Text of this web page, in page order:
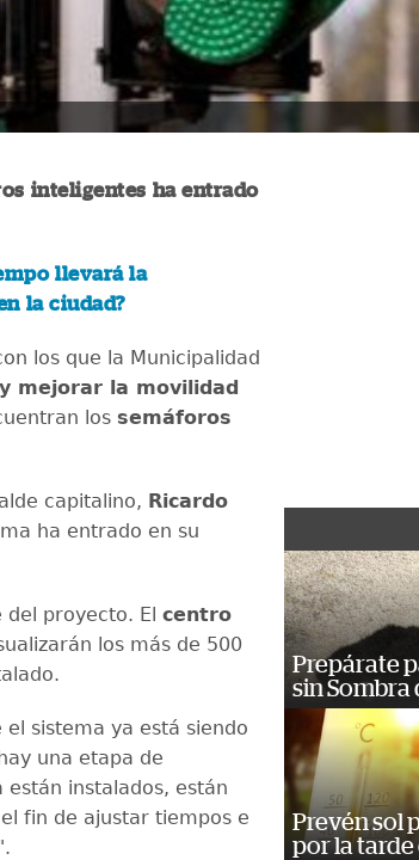
inteligentes ha entrado
llevará la
la ciudad?
los que la Municipalidad
mejorar la movilidad
los semáforos
capitalino, Ricardo
ha entrado en su
proyecto. El centro
los más de 500
sistema ya está siendo
una etapa de
están instalados, están
fin de ajustar tiempos e
Prepárate
sin Sombra
Prevén sol
por la tarde